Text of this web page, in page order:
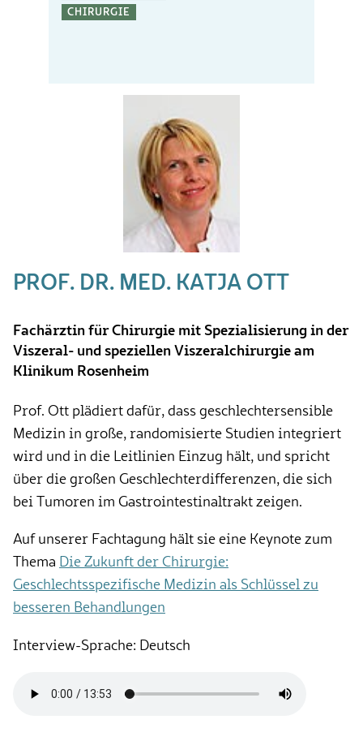
CHIRURGIE
PROF. DR. MED. KATJA OTT
Fachärztin für Chirurgie mit Spezialisierung in der
Viszeral- und speziellen Viszeralchirurgie am
Klinikum Rosenheim
Prof. Ott plädiert dafür, dass geschlechtersensible
Medizin in große, randomisierte Studien integriert
wird und in die Leitlinien Einzug hält, und spricht
über die großen Geschlechterdifferenzen, die sich
bei Tumoren im Gastrointestinaltrakt zeigen.
Auf unserer Fachtagung hält sie eine Keynote zum
Thema Die Zukunft der Chirurgie:
Geschlechtsspezifische Medizin als Schlüssel zu
besseren Behandlungen
Interview-Sprache: Deutsch